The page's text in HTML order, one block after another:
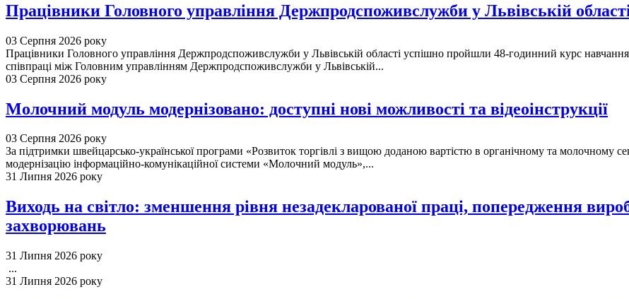
Працівники Головного управління Держпродспоживслужби у Львівській
03 Серпня 2026 року
Працівники Головного управління Держпродспоживслужби у Львівській області успішно пройшли 48-годинний курс навчання
співпраці між Головним управлінням Держпродспоживслужби у Львівській...
03 Серпня 2026 року
Молочний модуль модернізовано: доступні нові можливості та відеоінструкції
03 Серпня 2026 року
За підтримки швейцарсько-української програми «Розвиток торгівлі з вищою доданою вартістю в органічному та
модернізацію інформаційно-комунікаційної системи «Молочний модуль»,...
31 Липня 2026 року
Виходь на світло: зменшення рівня незадекларованої праці, попередження
захворювань
31 Липня 2026 року
...
31 Липня 2026 року